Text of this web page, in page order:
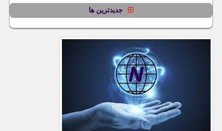
جدیدترین ها